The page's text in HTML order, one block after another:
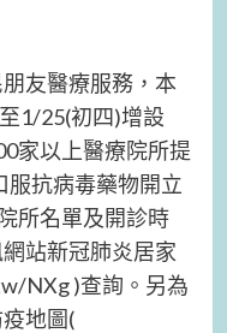
友醫療服務，本
1/25(初四)增設
家以上醫療院所提
服抗病毒藥物開立
所名單及開診時
站新冠肺炎居家
NXg )查詢。另為
地圖(